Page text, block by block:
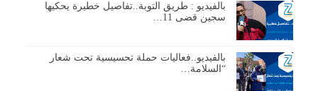
بالفيديو : طريق التوبة..تفاصيل خطيرة يحكيها
سجين قضى 11…
بالفيديو..فعاليات حملة تحسيسية تحت شعار
“السلامة…